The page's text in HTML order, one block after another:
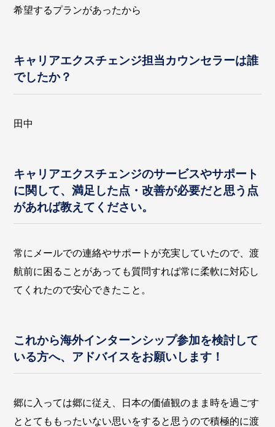
希望するプランがあったから
キャリアエクスチェンジ担当カウンセラーは誰
でしたか？
田中
キャリアエクスチェンジのサービスやサポート
に関して、満足した点・改善が必要だと思う点
があれば教えてください。
常にメールでの連絡やサポートが充実していたので、渡
航前に困ることがあっても質問すれば常に柔軟に対応し
てくれたので安心できたこと。
これから海外インターンシップ参加を検討して
いる方へ、アドバイスをお願いします！
郷に入っては郷に従え、日本の価値観のまま時を過ごす
ととてももったいない思いをすると思うので積極的に渡